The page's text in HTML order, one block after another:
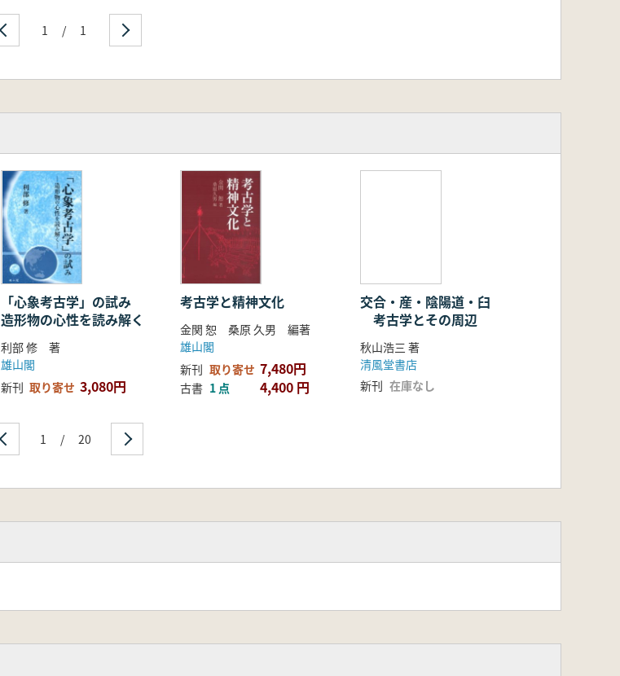
1 / 1
「心象考古学」の試み
造形物の心性を読み解く
利部 修 著
雄山閣
新刊 取り寄せ 3,080円
考古学と精神文化
金関 恕 桑原 久男 編著
雄山閣
新刊 取り寄せ 7,480円
古書 1 点 4,400 円
交合・産・陰陽道・臼
考古学とその周辺
秋山浩三 著
清風堂書店
新刊 在庫なし
1 / 20